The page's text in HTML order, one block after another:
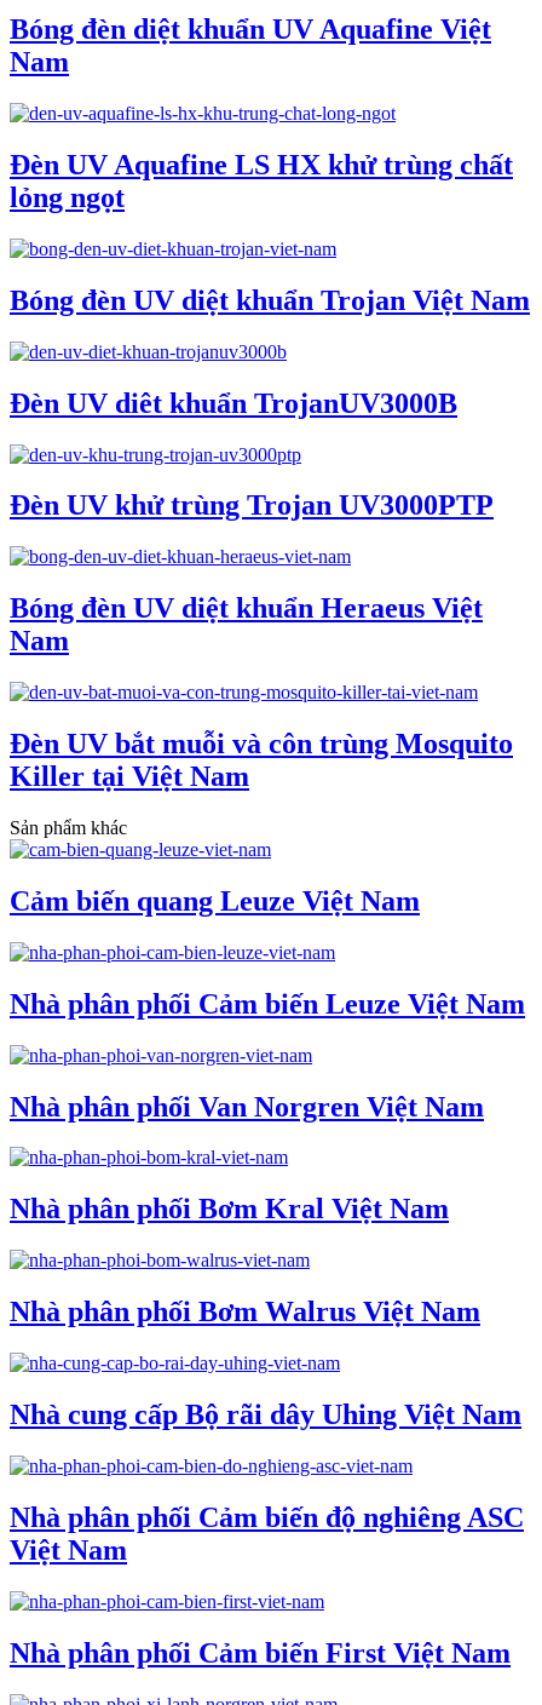
Bóng đèn diệt khuẩn UV Aquafine Việt
Nam
Đèn UV Aquafine LS HX khử trùng chất
lỏng ngọt
Bóng đèn UV diệt khuẩn Trojan Việt Nam
Đèn UV diêt khuẩn TrojanUV3000B
Đèn UV khử trùng Trojan UV3000PTP
Bóng đèn UV diệt khuẩn Heraeus Việt
Nam
Đèn UV bắt muỗi và côn trùng Mosquito
Killer tại Việt Nam
Sản phẩm khác
Cảm biến quang Leuze Việt Nam
Nhà phân phối Cảm biến Leuze Việt Nam
Nhà phân phối Van Norgren Việt Nam
Nhà phân phối Bơm Kral Việt Nam
Nhà phân phối Bơm Walrus Việt Nam
Nhà cung cấp Bộ rãi dây Uhing Việt Nam
Nhà phân phối Cảm biến độ nghiêng ASC
Việt Nam
Nhà phân phối Cảm biến First Việt Nam